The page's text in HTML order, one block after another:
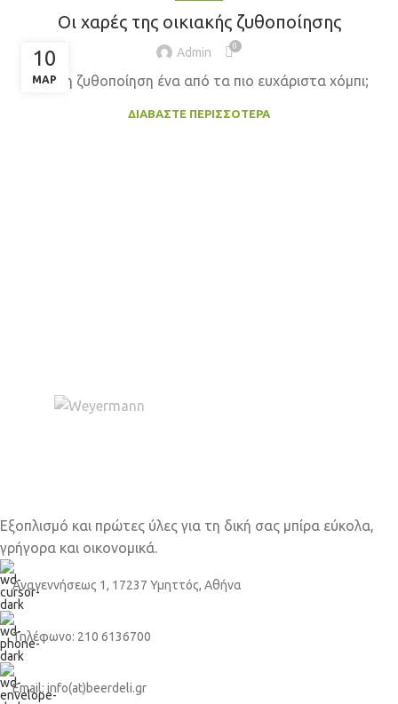
10
ΜΑΡ
Οι χαρές της οικιακής ζυθοποίησης
Admin 0
Είναι η ζυθοποίηση ένα από τα πιο ευχάριστα χόμπι;
ΔΙΑΒΆΣΤΕ ΠΕΡΙΣΣΌΤΕΡΑ
Εξοπλισμό και πρώτες ύλες για τη δική σας μπίρα εύκολα,
γρήγορα και οικονομικά.
Αναγεννήσεως 1, 17237 Υμηττός, Αθήνα
Τηλέφωνο: 210 6136700
Email: info(at)beerdeli.gr